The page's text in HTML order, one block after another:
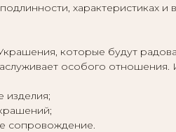
характеристиках и
которые будут
особого
изделия;
сопровождение.